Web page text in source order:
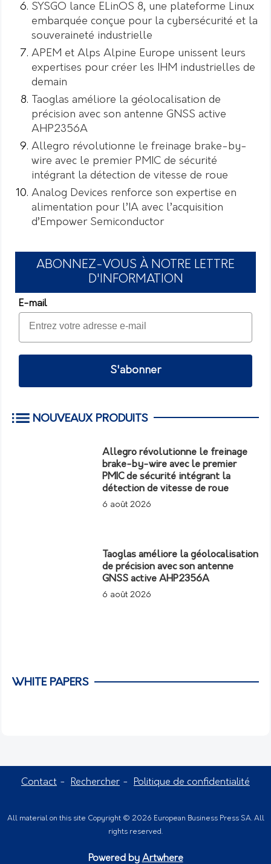
SYSGO lance ELinOS 8, une plateforme Linux
embarquée conçue pour la cybersécurité et la
souveraineté industrielle
APEM et Alps Alpine Europe unissent leurs
expertises pour créer les IHM industrielles de
demain
Taoglas améliore la géolocalisation de
précision avec son antenne GNSS active
AHP2356A
Allegro révolutionne le freinage brake-by-
wire avec le premier PMIC de sécurité
intégrant la détection de vitesse de roue
Analog Devices renforce son expertise en
alimentation pour l’IA avec l’acquisition
d’Empower Semiconductor
ABONNEZ-VOUS À NOTRE LETTRE
D'INFORMATION
E-mail
S'abonner
NOUVEAUX PRODUITS
Allegro révolutionne le freinage
brake-by-wire avec le premier
PMIC de sécurité intégrant la
détection de vitesse de roue
6 août 2026
Taoglas améliore la géolocalisation
de précision avec son antenne
GNSS active AHP2356A
6 août 2026
WHITE PAPERS
Contact Rechercher Politique de confidentialité
All material on this site Copyright © 2026 European Business Press SA. All
rights reserved.
Powered by Artwhere